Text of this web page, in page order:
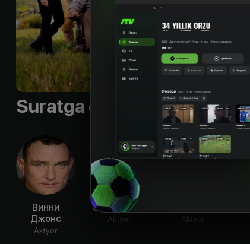
Subtitr:
eng
Sifati: HD
Suratga olish guruhi
Винни
Джонс
Aktyor
Эмма Форд
Aktyor Aktyor